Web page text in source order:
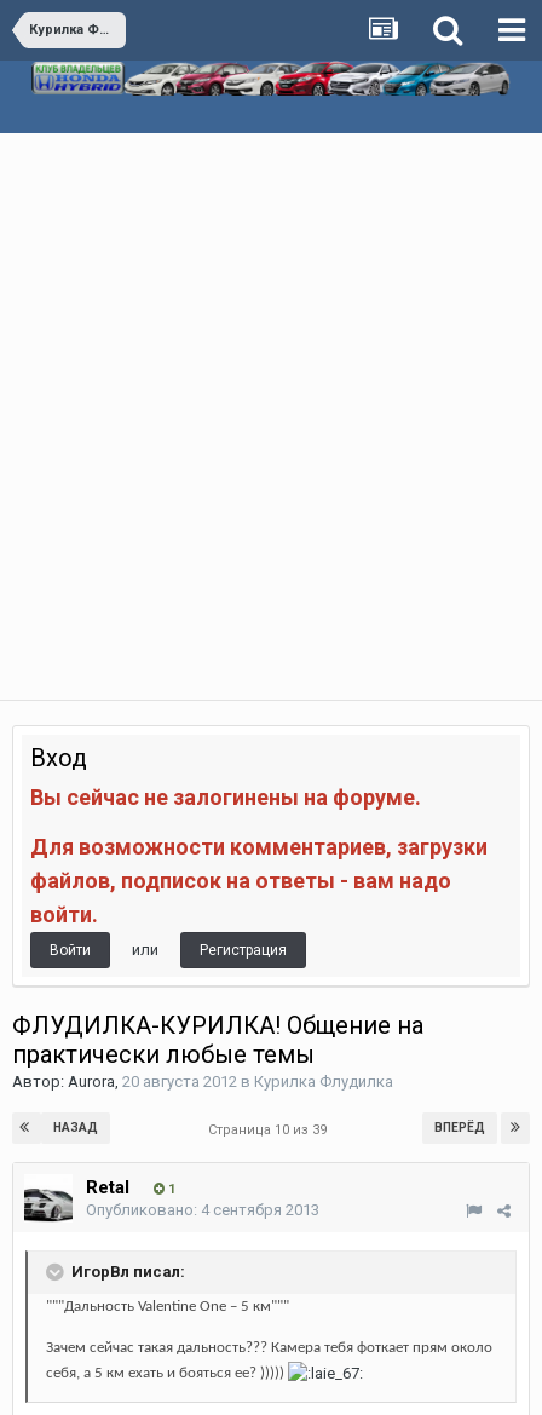
Курилка Флудилка
Вход
Вы сейчас не залогинены на форуме.
Для возможности комментариев, загрузки
файлов, подписок на ответы - вам надо
войти.
Войти или Регистрация
ФЛУДИЛКА-КУРИЛКА! Общение на
практически любые темы
Автор: Aurora, 20 августа 2012 в Курилка Флудилка
НАЗАД ВПЕРЁД
Страница 10 из 39
Retal 1
Опубликовано: 4 сентября 2013
ИгорВл писал:
"""Дальность Valentine One – 5 км"""
Зачем сейчас такая дальность??? Камера тебя фоткает прям около
себя, а 5 км ехать и бояться ее? )))))